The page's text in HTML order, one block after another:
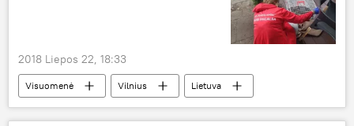
2018 Liepos 22, 18:33
Visuomenė Vilnius
Lietuva
Vyšnių sodas
apiplėšimas